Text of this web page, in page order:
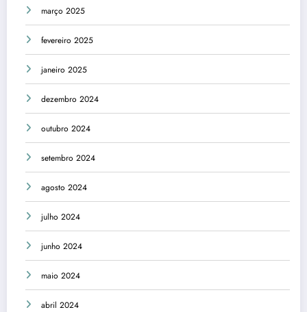
março 2025
fevereiro 2025
janeiro 2025
dezembro 2024
outubro 2024
setembro 2024
agosto 2024
julho 2024
junho 2024
maio 2024
abril 2024